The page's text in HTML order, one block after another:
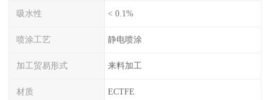
吸水性 < 0.1%
喷涂工艺 静电喷涂
加工贸易形式 来料加工
材质 ECTFE